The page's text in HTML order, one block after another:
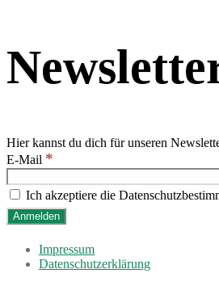
Hier kannst du dich für unseren
E-Mail *
Ich akzeptiere die
Impressum
Datenschutzerklärung